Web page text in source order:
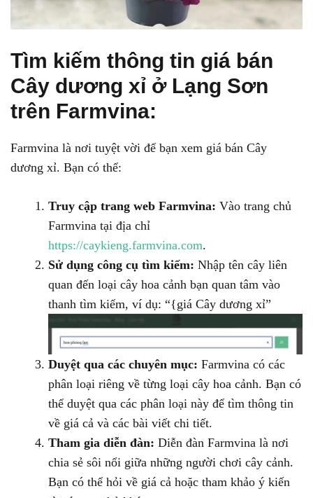
Tìm kiếm thông tin giá bán
Cây dương xỉ ở Lạng Sơn
trên Farmvina:
Farmvina là nơi tuyệt vời để bạn xem giá bán Cây
dương xỉ. Bạn có thể:
Truy cập trang web Farmvina: Vào trang chủ
Farmvina tại địa chỉ
https://caykieng.farmvina.com.
Sử dụng công cụ tìm kiếm: Nhập tên cây liên
quan đến loại cây hoa cảnh bạn quan tâm vào
thanh tìm kiếm, ví dụ: “{giá Cây dương xỉ”
Duyệt qua các chuyên mục: Farmvina có các
phân loại riêng về từng loại cây hoa cảnh. Bạn có
thể duyệt qua các phân loại này để tìm thông tin
về giá cả và các bài viết chi tiết.
Tham gia diễn đàn: Diễn đàn Farmvina là nơi
chia sẻ sôi nổi giữa những người chơi cây cảnh.
Bạn có thể hỏi về giá cả hoặc tham khảo ý kiến